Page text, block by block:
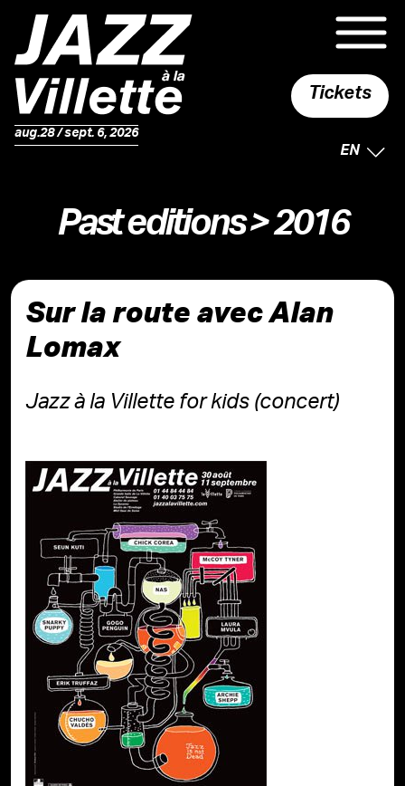
aug.28 / sept. 6, 2026
Tickets
EN
Past editions> 2016
Sur la route avec Alan
Lomax
Jazz à la Villette for kids (concert)